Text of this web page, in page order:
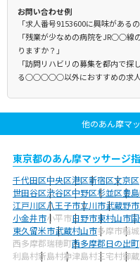
お問い合わせ例
「求人番号9153600に興味がある
「残業が少なめの病院をJR○○線
りますか？」
「訪問リハビリの募集を都内で探
る○○○○○以外におすすめの求人
他のあん摩マ
東京都のあん摩マッサージ
千代田区中央区港区新宿区文京区
世田谷区渋谷区中野区杉並区豊
江戸川区八王子市立川市武蔵野市
小金井市小平市日野市東村山市
東久留米市武蔵村山市多摩市稲
西多摩郡瑞穂町西多摩郡日の出町
利島村新島村神津島村三宅村御